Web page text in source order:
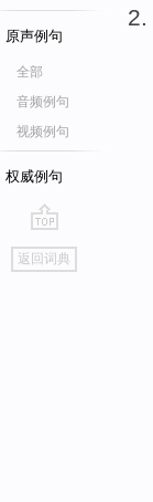
原声例句
全部
音频例句
视频例句
权威例句
go
top
返回词典